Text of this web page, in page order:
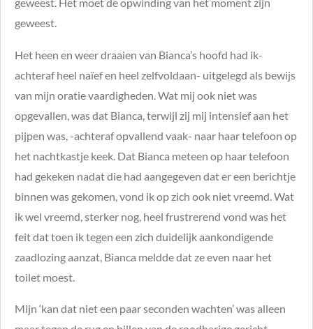
geweest. Het moet de opwinding van het moment zijn
geweest.
Het heen en weer draaien van Bianca’s hoofd had ik-
achteraf heel naïef en heel zelfvoldaan- uitgelegd als bewijs
van mijn oratie vaardigheden. Wat mij ook niet was
opgevallen, was dat Bianca, terwijl zij mij intensief aan het
pijpen was, -achteraf opvallend vaak- naar haar telefoon op
het nachtkastje keek. Dat Bianca meteen op haar telefoon
had gekeken nadat die had aangegeven dat er een berichtje
binnen was gekomen, vond ik op zich ook niet vreemd. Wat
ik wel vreemd, sterker nog, heel frustrerend vond was het
feit dat toen ik tegen een zich duidelijk aankondigende
zaadlozing aanzat, Bianca meldde dat ze even naar het
toilet moest.
Mijn ‘kan dat niet een paar seconden wachten’ was alleen